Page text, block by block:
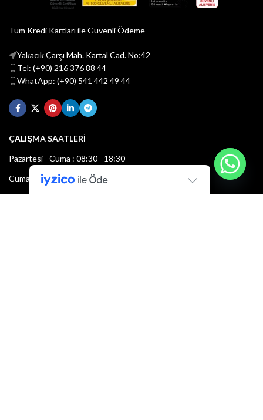
Tüm Kredi Kartları ile Güvenli Ödeme
Yakacık Çarşı Mah. Kartal Cad. No:42
Tel: (+90) 216 376 88 44
WhatApp: (+90) 541 442 49 44
ÇALIŞMA SAATLERİ
Pazartesi - Cuma : 08:30 - 18:30
Cumartesi : 08:30 - 13:00